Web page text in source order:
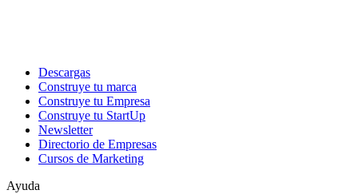
Descargas
Construye tu marca
Construye tu Empresa
Construye tu StartUp
Newsletter
Directorio de Empresas
Cursos de Marketing
Ayuda